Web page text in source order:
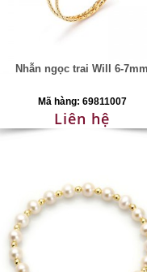
Nhẫn ngọc trai Will 6-7mm
Mã hàng: 69811007
Liên hệ